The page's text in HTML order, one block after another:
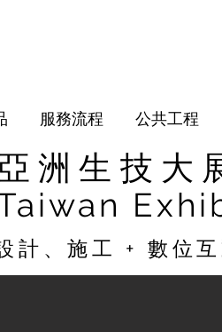
服務流程 公共工程
洲生技大
計、施工 + 數位互